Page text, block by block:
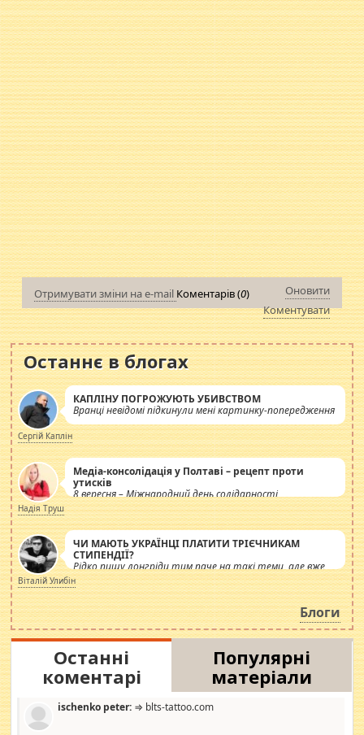
Отримувати зміни на e-mail Коментарів (0)
Оновити
Коментувати
Останнє в блогах
КАПЛІНУ ПОГРОЖУЮТЬ УБИВСТВОМ
Вранці невідомі підкинули мені картинку-попередження
Сергій Каплін
Медіа-консолідація у Полтаві – рецепт проти
утисків
8 вересня – Міжнародний день солідарності
журналістів.
Надія Труш
ЧИ МАЮТЬ УКРАЇНЦІ ПЛАТИТИ ТРІЄЧНИКАМ
СТИПЕНДІЇ?
Рідко пишу лонгріди тим паче на такі теми, але вже
просто дістало! Обурюють сьогоднішні інсенуації
навколо стипендіального питання. Штучно
роздувається ще одна соціальна катастрофа.
Віталій Улибін
Блоги
Останні
коментарі
Популярні
матеріали
ischenko peter: ⇒ blts-tattoo.com